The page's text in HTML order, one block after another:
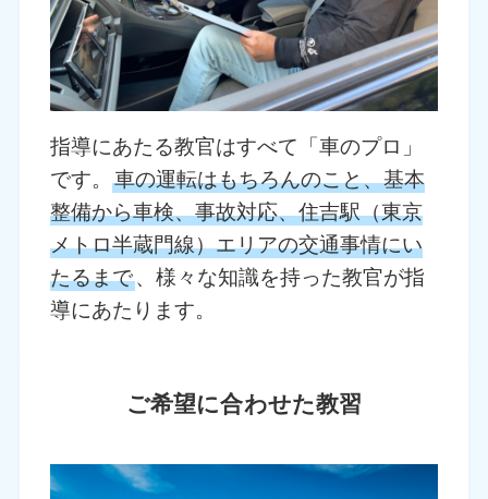
指導にあたる教官はすべて「車のプロ」
です。車の運転はもちろんのこと、基本
整備から車検、事故対応、住吉駅（東京
メトロ半蔵門線）エリアの交通事情にい
たるまで、様々な知識を持った教官が指
導にあたります。
ご希望に合わせた教習